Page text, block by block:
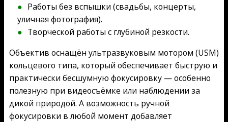
Работы без вспышки (свадьбы, концерты,
уличная фотография).
Творческой работы с глубиной резкости.
Объектив оснащён ультразвуковым мотором (USM)
кольцевого типа, который обеспечивает быструю и
практически бесшумную фокусировку — особенно
полезную при видеосъёмке или наблюдении за
дикой природой. А возможность ручной
фокусировки в любой момент добавляет